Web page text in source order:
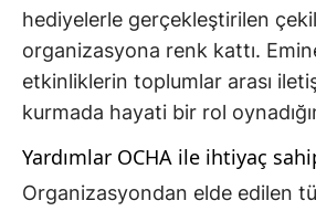
hediyelerle gerçekleştirilen
organizasyona renk kattı.
etkinliklerin toplumlar arası
kurmada hayati bir rol
Yardımlar OCHA ile ihtiyaç
Organizasyondan elde edilen